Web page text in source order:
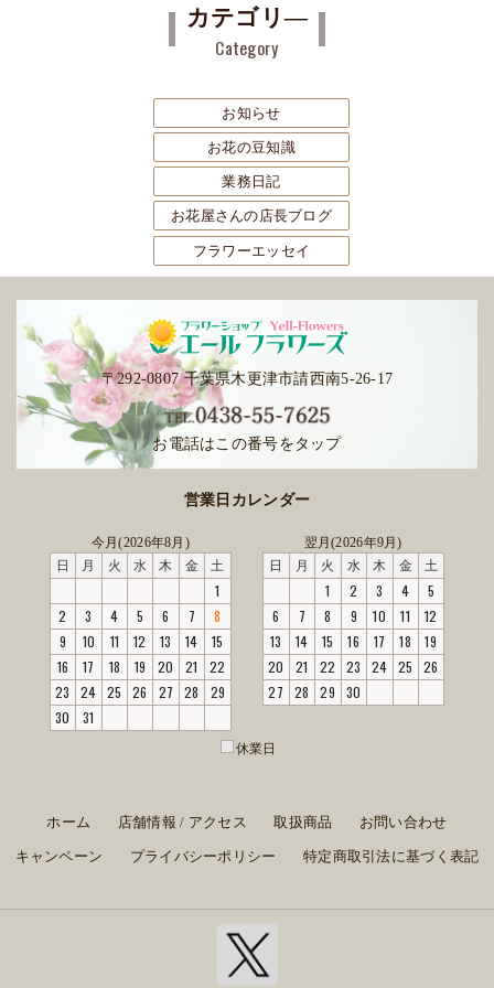
イ
カテゴリ―
Category
お知らせ
お花の豆知識
業務日記
お花屋さんの店長ブログ
フラワーエッセイ
〒292-0807 千葉県木更津市請西南5-26-17
お電話はこの番号をタップ
営業日カレンダー
今月(2026年8月)
日
月 火 水 木 金 土
1
2
3 4 5 6 7
8
9
10 11 12 13 14
15
16
17 18 19 20 21
22
23
24 25 26 27 28
29
30
31
翌月(2026年9月)
日
月 火 水 木 金 土
1 2 3 4
5
6
7 8 9 10 11
12
13
14 15 16 17 18
19
20
21 22 23 24 25
26
27
28 29 30
休業日
ホーム 店舗情報 / アクセス 取扱商品 お問い合わせ
キャンペーン プライバシーポリシー 特定商取引法に基づく表記